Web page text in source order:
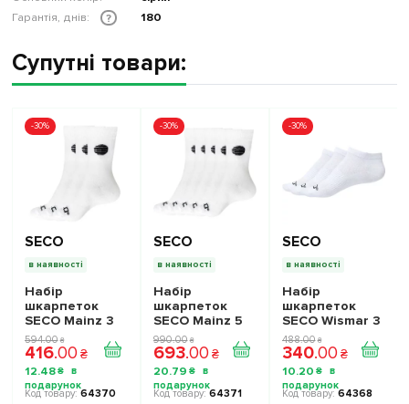
Гарантія, днів:
? 180
Супутні товари:
-30%
SECO
в наявності
Набір
шкарпеток
SECO Mainz 3
пари колір:
білий
594.00 ₴
416.00 ₴
12.48 ₴
64370
-30%
SECO
в наявності
Набір
шкарпеток
SECO Mainz 5
пар колір:
білий
990.00 ₴
693.00 ₴
20.79 ₴
64371
-30%
SECO
в наявності
Набір
шкарпеток
SECO Wismar 3
пари колір:
білий
488.00 ₴
340.00 ₴
10.20 ₴
64368